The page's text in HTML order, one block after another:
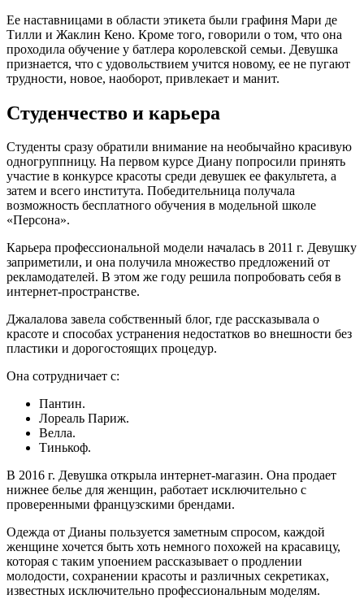
Ее наставницами в области этикета были графиня Мари де
Тилли и Жаклин Кено. Кроме того, говорили о том, что она
проходила обучение у батлера королевской семьи. Девушка
признается, что с удовольствием учится новому, ее не пугают
трудности, новое, наоборот, привлекает и манит.
Студенчество и карьера
Студенты сразу обратили внимание на необычайно красивую
одногруппницу. На первом курсе Диану попросили принять
участие в конкурсе красоты среди девушек ее факультета, а
затем и всего института. Победительница получала
возможность бесплатного обучения в модельной школе
«Персона».
Карьера профессиональной модели началась в 2011 г. Девушку
заприметили, и она получила множество предложений от
рекламодателей. В этом же году решила попробовать себя в
интернет-пространстве.
Джалалова завела собственный блог, где рассказывала о
красоте и способах устранения недостатков во внешности без
пластики и дорогостоящих процедур.
Она сотрудничает с:
Пантин.
Лореаль Париж.
Велла.
Тинькоф.
В 2016 г. Девушка открыла интернет-магазин. Она продает
нижнее белье для женщин, работает исключительно с
проверенными французскими брендами.
Одежда от Дианы пользуется заметным спросом, каждой
женщине хочется быть хоть немного похожей на красавицу,
которая с таким упоением рассказывает о продлении
молодости, сохранении красоты и различных секретиках,
известных исключительно профессиональным моделям.